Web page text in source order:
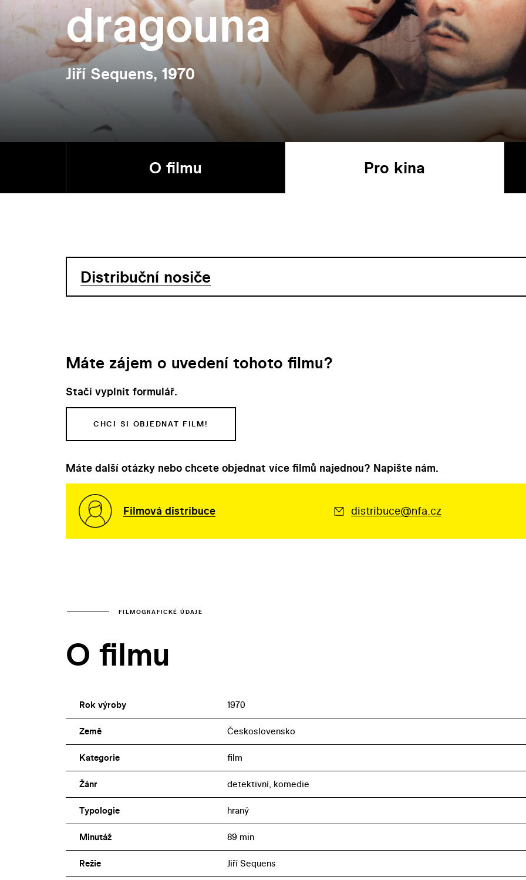
dragouna
Jiří Sequens, 1970
O filmu Pro kina
Distribuční nosiče
Máte zájem o uvedení tohoto filmu?
Stačí vyplnit formulář.
CHCI SI OBJEDNAT FILM!
Máte další otázky nebo chcete objednat více filmů najednou? Napište nám.
Filmová distribuce distribuce@nfa.cz
FILMOGRAFICKÉ ÚDAJE
O filmu
Rok výroby 1970
Země Československo
Kategorie film
Žánr detektivní, komedie
Typologie hraný
Minutáž 89 min
Režie Jiří Sequens